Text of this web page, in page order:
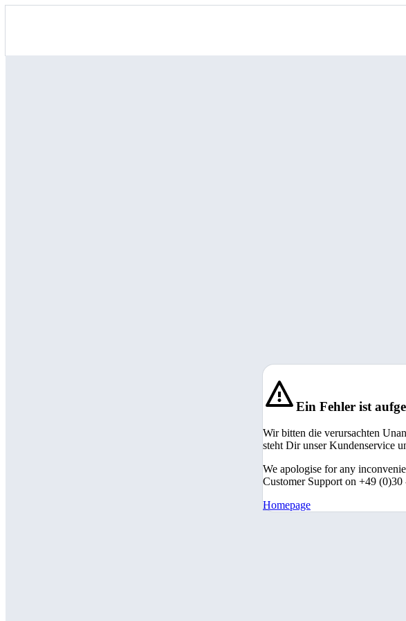
Ein Fehler ist
Wir bitten die verursachten
steht Dir unser Kundenservice
We apologise for any
Customer Support on +49 (0)30
Homepage